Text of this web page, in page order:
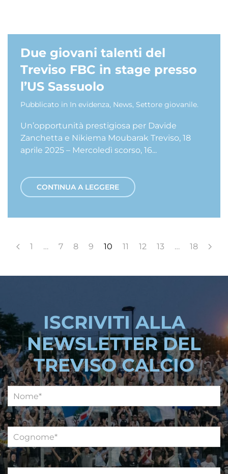
Due giovani talenti del
Treviso FBC in stage presso
l’US Sassuolo
Pubblicato in In evidenza, News, Settore giovanile.
Un’opportunità prestigiosa per Davide
Zanchetta e Nikiema Moubarak Treviso, 18
aprile 2025 – Mercoledì scorso, 16...
CONTINUA A LEGGERE
1 … 7 8 9 10 11 12 13 … 18
ISCRIVITI ALLA
NEWSLETTER DEL
TREVISO CALCIO